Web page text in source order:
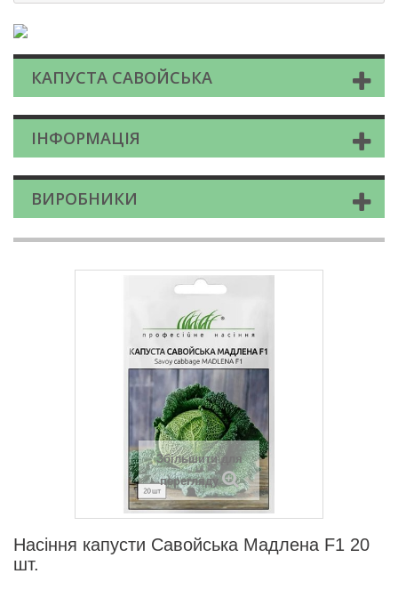
КАПУСТА САВОЙСЬКА
ІНФОРМАЦІЯ
ВИРОБНИКИ
Збільшити для
перегляду
Насіння капусти Савойська Мадлена F1 20
шт.